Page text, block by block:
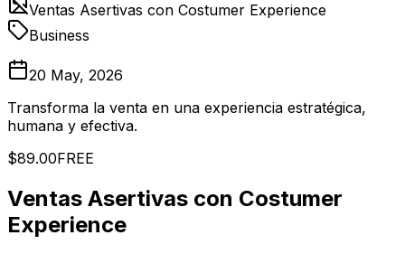
Ventas Asertivas con Costumer Experience
Business
20 May, 2026
Transforma la venta en una experiencia estratégica,
humana y efectiva.
$89.00FREE
Ventas Asertivas con Costumer
Experience